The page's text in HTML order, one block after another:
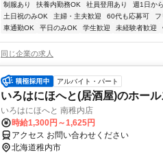
制服あり 扶養内勤務OK 社員登用あり 週1日か
土日祝のみOK
主婦・主夫歓迎 60代も応募可
車通勤OK
平日のみOK 学生歓迎 未経験者歓迎
同じ企業の求人
アルバイト・パート
いろはにほへと(居酒屋)のホー
いろはにほへと 南稚内店
時給1,300円～1,625円
アクセス お問い合わせください
北海道稚内市